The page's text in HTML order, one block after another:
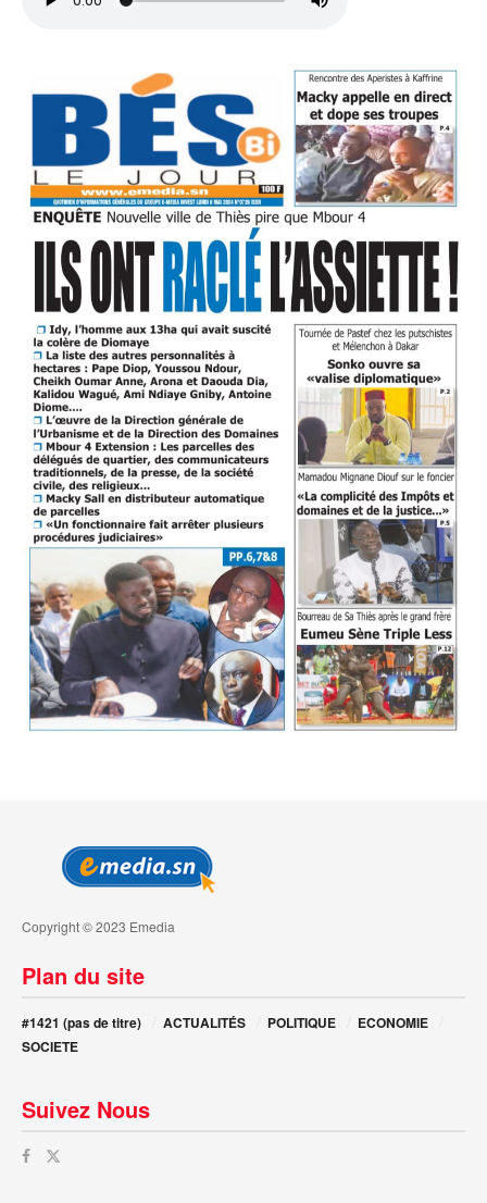
Copyright © 2023 Emedia
Plan du site
#1421 (pas de titre) ACTUALITÉS POLITIQUE
ECONOMIE
SOCIETE
Suivez Nous